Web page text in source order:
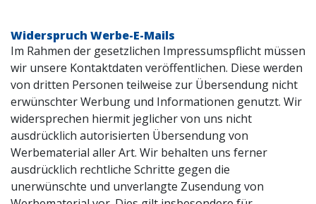
Widerspruch Werbe-E-Mails
Im Rahmen der gesetzlichen Impressumspflicht müssen
wir unsere Kontaktdaten veröffentlichen. Diese werden
von dritten Personen teilweise zur Übersendung nicht
erwünschter Werbung und Informationen genutzt. Wir
widersprechen hiermit jeglicher von uns nicht
ausdrücklich autorisierten Übersendung von
Werbematerial aller Art. Wir behalten uns ferner
ausdrücklich rechtliche Schritte gegen die
unerwünschte und unverlangte Zusendung von